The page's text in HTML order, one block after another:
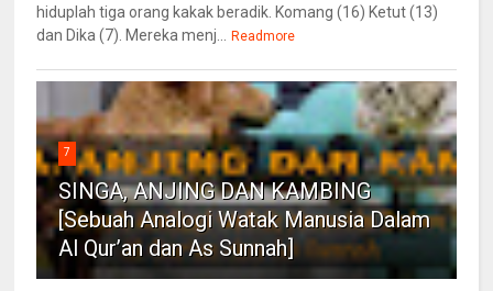
hiduplah tiga orang kakak beradik. Komang (16) Ketut (13)
dan Dika (7). Mereka menj... Readmore
7
SINGA, ANJING DAN KAMBING
[Sebuah Analogi Watak Manusia Dalam
Al Qur’an dan As Sunnah]